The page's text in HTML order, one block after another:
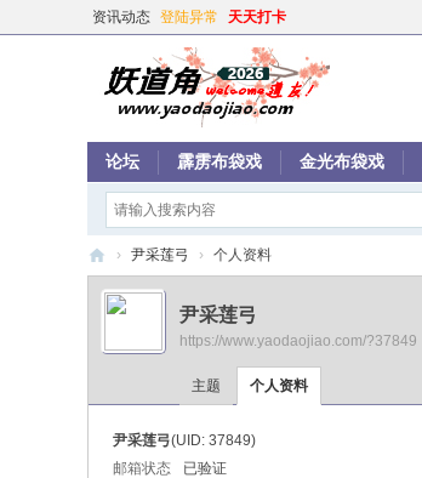
资讯动态 登陆异常 天天打卡
论坛 霹雳布袋戏 金光布袋戏
妖
角
› 尹采莲弓 › 个人资料
尹采莲弓
https://www.yaodaojiao.com/?37849
主题 个人资料
尹采莲弓(UID: 37849)
邮箱状态
已验证